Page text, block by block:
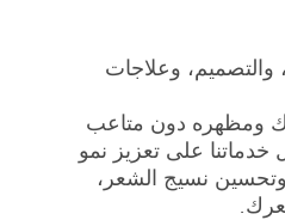
والتصميم، وعلاجات
دون متاعب
على تعزيز نمو
نسيج الشعر،